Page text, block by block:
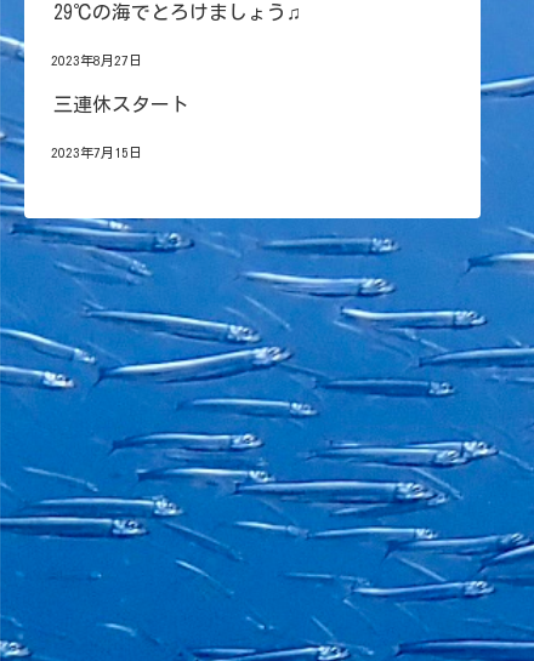
29℃の海でとろけましょう♫
2023年8月27日
三連休スタート
2023年7月15日